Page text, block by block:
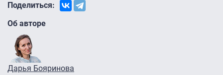
Поделиться:
Об авторе
Дарья Бояринова